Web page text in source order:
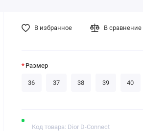
Код товара: Dior D-Connect
В избранное В сравнение
Размер
36 37 38 39 40